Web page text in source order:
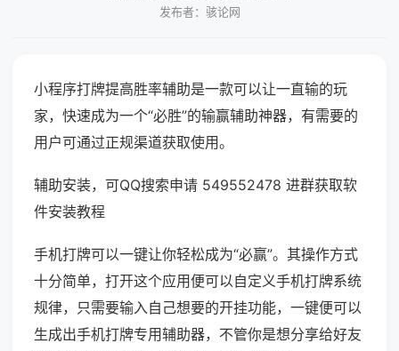
发布者：骇论网
小程序打牌提高胜率辅助是一款可以让一直输的玩
家，快速成为一个“必胜”的输赢辅助神器，有需要的
用户可通过正规渠道获取使用。
辅助安装，可QQ搜索申请 549552478 进群获取软
件安装教程
手机打牌可以一键让你轻松成为“必赢”。其操作方式
十分简单，打开这个应用便可以自定义手机打牌系统
规律，只需要输入自己想要的开挂功能，一键便可以
生成出手机打牌专用辅助器，不管你是想分享给好友